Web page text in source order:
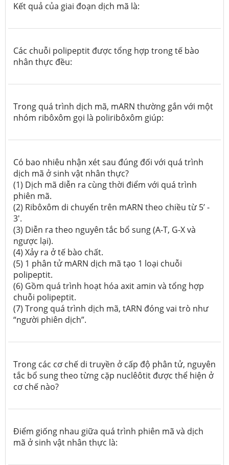
Kết quả của giai đoạn dịch mã là:
Các chuỗi polipeptit được tổng hợp trong tế bào
nhân thực đều:
Trong quá trình dịch mã, mARN thường gắn với một
nhóm ribôxôm gọi là poliribôxôm giúp:
Có bao nhiêu nhận xét sau đúng đối với quá trình
dịch mã ở sinh vật nhân thực?
(1) Dịch mã diễn ra cùng thời điểm với quá trình
phiên mã.
(2) Ribôxôm di chuyển trên mARN theo chiều từ 5’ -
3'.
(3) Diễn ra theo nguyên tắc bổ sung (A-T, G-X và
ngược lại).
(4) Xảy ra ở tế bào chất.
(5) 1 phân tử mARN dịch mã tạo 1 loại chuỗi
polipeptit.
(6) Gồm quá trình hoạt hóa axit amin và tổng hợp
chuỗi polipeptit.
(7) Trong quá trình dịch mã, tARN đóng vai trò như
“người phiên dịch”.
Trong các cơ chế di truyền ở cấp độ phân tử, nguyên
tắc bổ sung theo từng cặp nuclêôtit được thể hiện ở
cơ chế nào?
Điểm giống nhau giữa quá trình phiên mã và dịch
mã ở sinh vật nhân thực là: